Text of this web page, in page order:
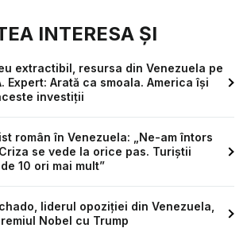
INTERESA ȘI
extractibil, resursa din Venezuela pe
Expert: Arată ca smoala. America își
investiții
român în Venezuela: „Ne-am întors
se vede la orice pas. Turiștii
10 ori mai mult”
liderul opoziției din Venezuela,
Nobel cu Trump